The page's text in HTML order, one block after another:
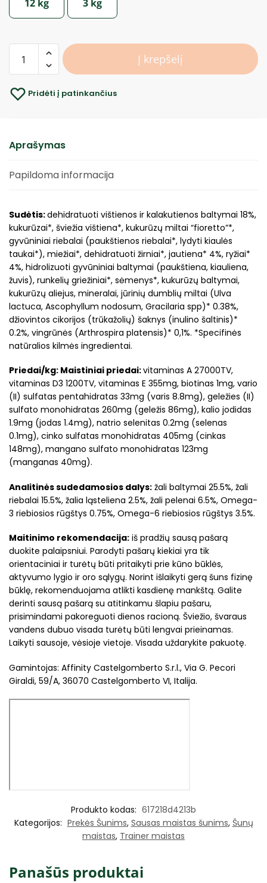
12 kg 3 kg
Į krepšelį
Pridėti į patinkančius
Aprašymas
Papildoma informacija
Sudėtis:dehidratuoti vištienos ir kalakutienos baltymai 18%,
kukurūzai*, šviežia vištiena*, kukurūzų miltai “fioretto”*,
gyvūniniai riebalai (paukštienos riebalai*, lydyti kiaulės
taukai*), miežiai*, dehidratuoti žirniai*, jautiena* 4%, ryžiai*
4%, hidrolizuoti gyvūniniai baltymai (paukštiena, kiauliena,
žuvis), runkelių griežiniai*, sėmenys*, kukurūzų baltymai,
kukurūzų aliejus, mineralai, jūrinių dumblių miltai (Ulva
lactuca, Ascophyllum nodosum, Gracilaria spp)* 0.38%,
džiovintos cikorijos (trūkažolių) šaknys (inulino šaltinis)*
0.2%, vingrūnės (Arthrospira platensis)* 0,1%. *Specifinės
natūralios kilmės ingredientai.
Priedai/kg: Maistiniai priedai:vitaminas A 27000TV,
vitaminas D3 1200TV, vitaminas E 355mg, biotinas 1mg, vario
(II) sulfatas pentahidratas 33mg (varis 8.8mg), geležies (II)
sulfato monohidratas 260mg (geležis 86mg), kalio jodidas
1.9mg (jodas 1.4mg), natrio selenitas 0.2mg (selenas
0.1mg), cinko sulfatas monohidratas 405mg (cinkas
148mg), mangano sulfato monohidratas 123mg
(manganas 40mg).
Analitinės sudedamosios dalys: žali baltymai 25.5%, žali
riebalai 15.5%, žalia ląsteliena 2.5%, žali pelenai 6.5%, Omega-
3 riebiosios rūgštys 0.75%, Omega-6 riebiosios rūgštys 3.5%.
Maitinimo rekomendacija: iš pradžių sausą pašarą
duokite palaipsniui. Parodyti pašarų kiekiai yra tik
orientaciniai ir turėtų būti pritaikyti prie kūno būklės,
aktyvumo lygio ir oro sąlygų. Norint išlaikyti gerą šuns fizinę
būklę, rekomenduojama atlikti kasdienę mankštą. Galite
derinti sausą pašarą su atitinkamu šlapiu pašaru,
prisimindami pakoreguoti dienos racioną. Šviežio, švaraus
vandens dubuo visada turėtų būti lengvai prieinamas.
Laikyti sausoje, vėsioje vietoje. Visada uždarykite pakuotę.
Gamintojas: Affinity Castelgomberto S.r.l., Via G. Pecori
Giraldi, 59/A, 36070 Castelgomberto VI, Italija.
Produkto kodas: 617218d4213b
Kategorijos: Prekės Šunims, Sausas maistas šunims, Šunų
maistas, Trainer maistas
Panašūs produktai